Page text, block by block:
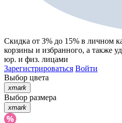
Скидка от 3% до 15% в личном
корзины и избранного, а также
юр. и физ. лицами
Зарегистрироваться Войти
Выбор цвета
xmark
Выбор размера
xmark